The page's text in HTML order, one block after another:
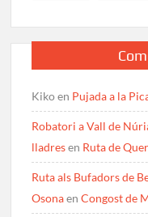
Kikoen Pujada a la
Robatori a Vall de
lladresen Ruta de
Ruta als Bufadors de
OsonaenCongost de